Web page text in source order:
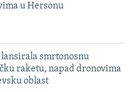
u Hersonu
lansirala smrtonosnu
raketu, napad dronovima
oblast